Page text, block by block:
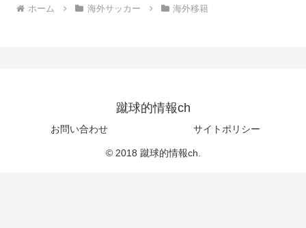
ホーム 海外サッカー 海外移籍
蹴球的情報ch
お問い合わせ サイトポリシー
© 2018 蹴球的情報ch.